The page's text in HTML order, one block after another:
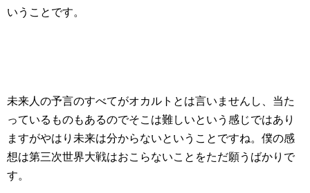
いうことです。
未来人の予言のすべてがオカルトとは言いませんし、当た
っているものもあるのでそこは難しいという感じではあり
ますがやはり未来は分からないということですね。僕の感
想は第三次世界大戦はおこらないことをただ願うばかりで
す。